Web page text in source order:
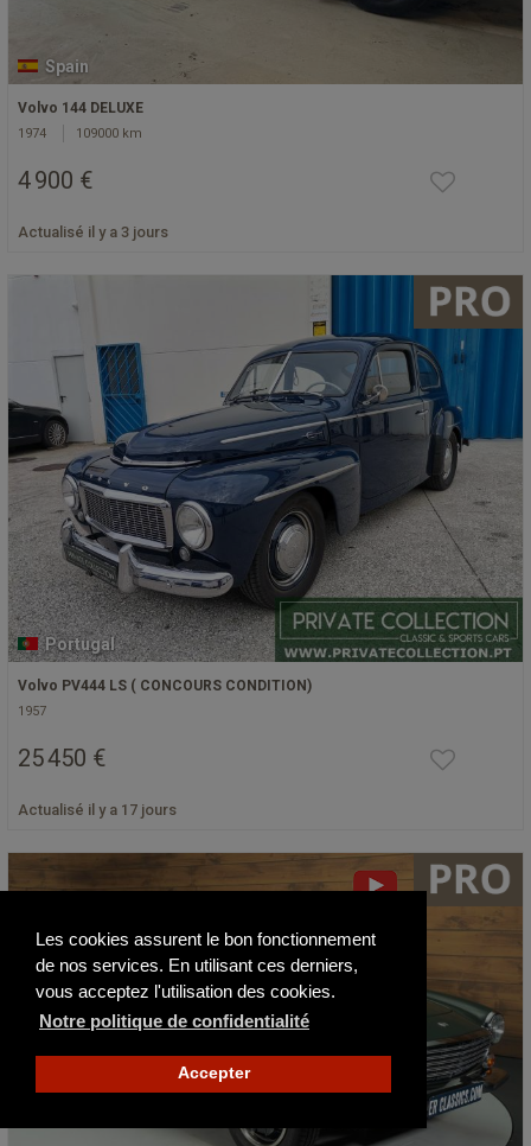
Les cookies assurent le bon fonctionnement
de nos services. En utilisant ces derniers,
vous acceptez l'utilisation des cookies.
Notre politique de confidentialité
Accepter
Spain
Volvo 144 DELUXE
1974 109000 km
4 900 €
Actualisé il y a 3 jours
Portugal
Volvo PV444 LS ( CONCOURS CONDITION)
1957
25 450 €
Actualisé il y a 17 jours